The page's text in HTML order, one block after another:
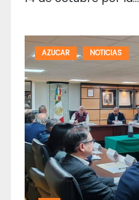
AZUCAR NOTICIAS